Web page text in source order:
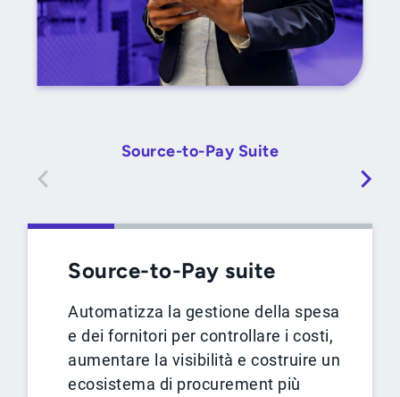
Source-to-Pay Suite
Source-to-Pay suite
Automatizza la gestione della spesa
e dei fornitori per controllare i costi,
aumentare la visibilità e costruire un
ecosistema di procurement più